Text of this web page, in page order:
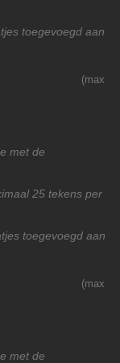
toegevoegd aan
(max
met de
25 tekens per
toegevoegd aan
(max
met de